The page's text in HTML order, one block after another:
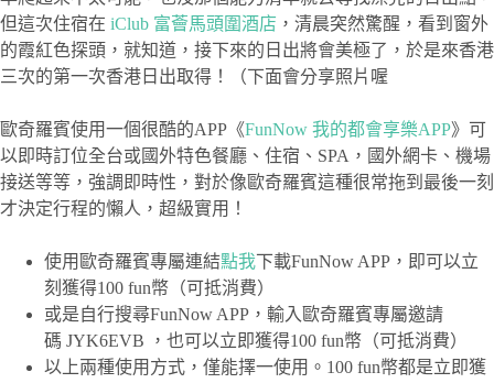
但這次住宿在 iClub 富薈馬頭圍酒店 ，清晨突然驚醒，看到窗外
的霞紅色探頭，就知道，接下來的日出將會美極了，於是來香港
三次的第一次香港日出取得！（下面會分享照片喔
歐奇羅賓使用一個很酷的APP《FunNow 我的都會享樂APP》可
以即時訂位全台或國外特色餐廳、住宿、SPA，國外網卡、機場
接送等等，強調即時性，對於像歐奇羅賓這種很常拖到最後一刻
才決定行程的懶人，超級實用！
使用歐奇羅賓專屬連結點我 下載FunNow APP，即可以立
刻獲得100 fun幣（可抵消費）
或是自行搜尋FunNow APP，輸入歐奇羅賓專屬邀請
碼 JYK6EVB ，也可以立即獲得100 fun幣（可抵消費）
以上兩種使用方式，僅能擇一使用。100 fun幣都是立即獲